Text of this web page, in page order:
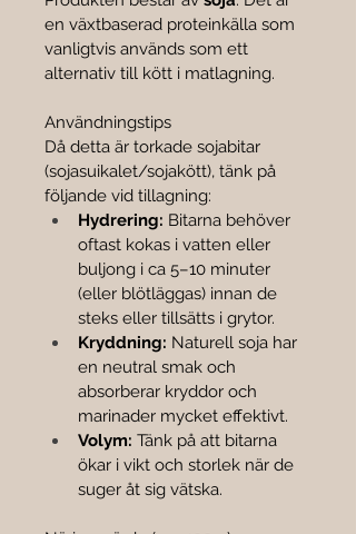
en växtbaserad proteinkälla som
vanligtvis används som ett
alternativ till kött i matlagning.
Användningstips
Då detta är torkade sojabitar
(sojasuikalet/sojakött), tänk på
följande vid tillagning:
Hydrering: Bitarna behöver
oftast kokas i vatten eller
buljong i ca 5–10 minuter
(eller blötläggas) innan de
steks eller tillsätts i grytor.
Kryddning: Naturell soja har
en neutral smak och
absorberar kryddor och
marinader mycket effektivt.
Volym: Tänk på att bitarna
ökar i vikt och storlek när de
suger åt sig vätska.